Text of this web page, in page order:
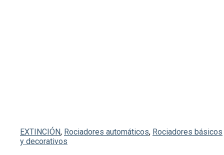
EXTINCIÓN, Rociadores automáticos, Rociadores básicos
y decorativos